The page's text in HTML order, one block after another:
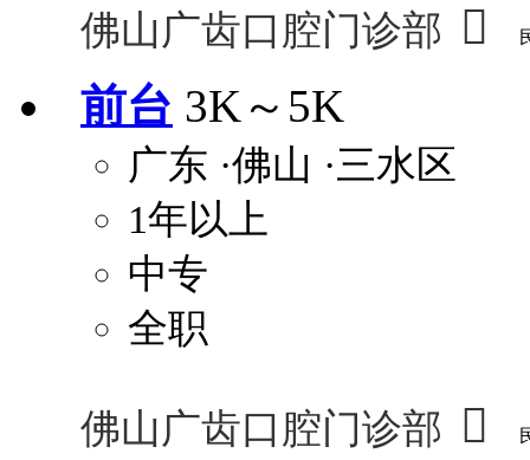
佛山广齿口腔门诊部 
前台 3K～5K
广东 ·佛山 ·三水区
1年以上
中专
全职
佛山广齿口腔门诊部 